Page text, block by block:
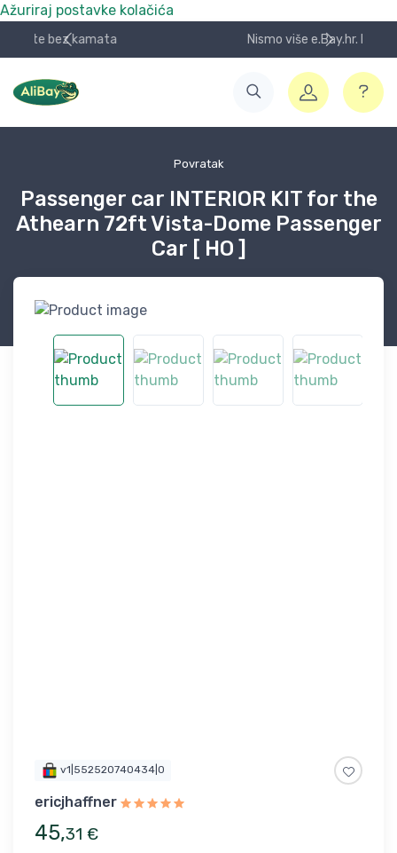
Ažuriraj postavke kolačića
Nismo više e.Bay.hr. Postali smo AliBay!
Povratak
Passenger car INTERIOR KIT for the
Athearn 72ft Vista-Dome Passenger
Car [ HO ]
v1|552520740434|0
ericjhaffner
45,31 €